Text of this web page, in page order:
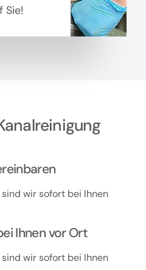
Sie!
wir sofort bei Ihnen
Ihnen vor Ort
wir sofort bei Ihnen